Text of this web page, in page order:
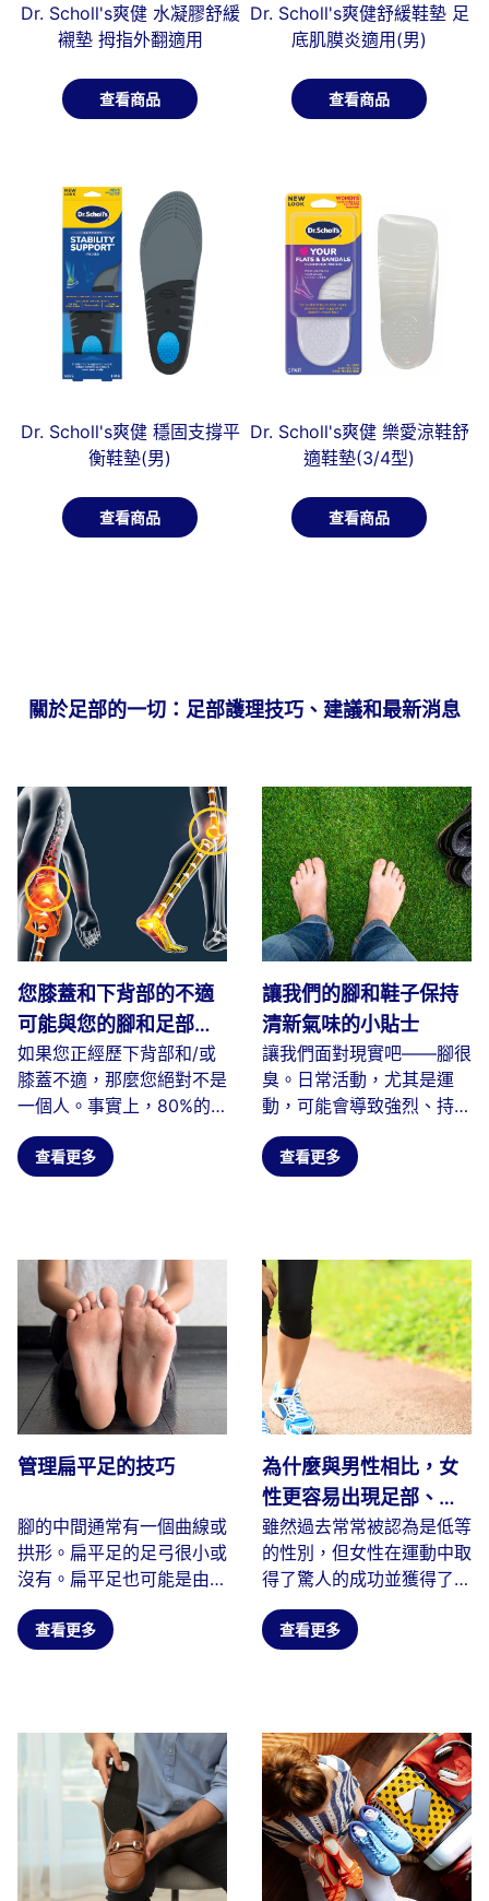
Dr. Scholl's爽健 水凝膠舒緩
襯墊 拇指外翻適用
查看商品
Dr. Scholl's爽健舒緩鞋墊 足
底肌膜炎適用(男)
查看商品
Dr. Scholl's爽健 穩固支撐平
衡鞋墊(男)
查看商品
Dr. Scholl's爽健 樂愛涼鞋舒
適鞋墊(3/4型)
查看商品
關於足部的一切：足部護理技巧、建議和最新消息
您膝蓋和下背部的不適
可能與您的腳和足部支
撐不良有關！
如果您正經歷下背部和/或
膝蓋不適，那麼您絕對不是
一個人。事實上，80%的
人在人生的某個階段都會經
歷過背痛...
查看更多
讓我們的腳和鞋子保持
清新氣味的小貼士
讓我們面對現實吧——腳很
臭。日常活動，尤其是運
動，可能會導致強烈、持久
的氣味。當細菌以我們腳部
產生的皮膚...
查看更多
管理扁平足的技巧
腳的中間通常有一個曲線或
拱形。扁平足的足弓很小或
沒有。扁平足也可能是由於
足弓塌陷、扁平或塌陷造成
的...查看更多
為什麼與男性相比，女
性更容易出現足部、腳
踝、膝蓋、背部問題和
受傷
雖然過去常常被認為是低等
的性別，但女性在運動中取
得了驚人的成功並獲得了更
多的認可。壞消息是，女性
比...查看更多